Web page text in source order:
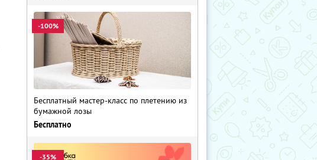
-100%
Бесплатный мастер-класс по плетению из
бумажной лозы
Бесплатно
-35%